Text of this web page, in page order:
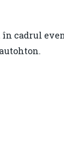
în cadrul